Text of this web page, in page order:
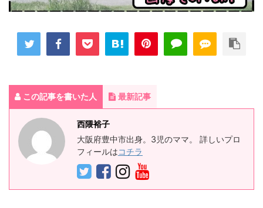
この記事を書いた人 最新記事
西隈裕子
大阪府豊中市出身。3児のママ。 詳しいプロ
フィールはコチラ